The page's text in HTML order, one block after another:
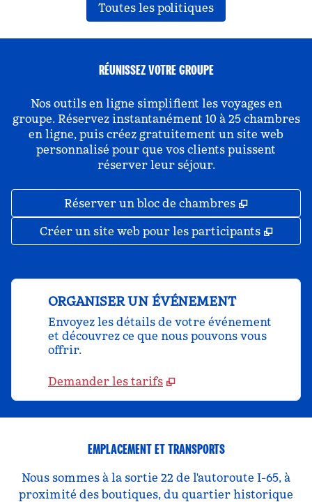
Toutes les politiques
RÉUNISSEZ VOTRE GROUPE
Nos outils en ligne simplifient les voyages en
groupe. Réservez instantanément 10 à 25 chambres
en ligne, puis créez gratuitement un site web
personnalisé pour que vos clients puissent
réserver leur séjour.
Réserver un bloc de chambres ,
Créer un site web pour les participants ,
ORGANISER UN ÉVÉNEMENT
Envoyez les détails de votre événement
et découvrez ce que nous pouvons vous
offrir.
Demander les tarifs
EMPLACEMENT ET TRANSPORTS
Nous sommes à la sortie 22 de l'autoroute I-65, à
proximité des boutiques, du quartier historique